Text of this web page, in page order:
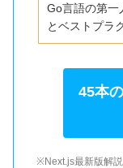
Go言語の第一
とベストプラ
45本
※Next.js最新版解